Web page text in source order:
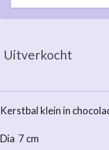
Uitverkocht
Kerstbal klein in
Dia 7 cm